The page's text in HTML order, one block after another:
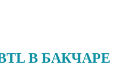
В БАКЧАРЕ